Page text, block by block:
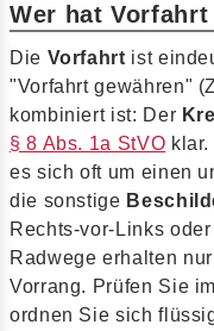
Wer hat
Die Vorfahrt ist
"Vorfahrt gewähren"
kombiniert ist: Der
§ 8 Abs. 1a StVO
es sich oft um einen
die sonstige
Rechts-vor-Links
Radwege erhalten
Vorrang. Prüfen Sie
ordnen Sie sich